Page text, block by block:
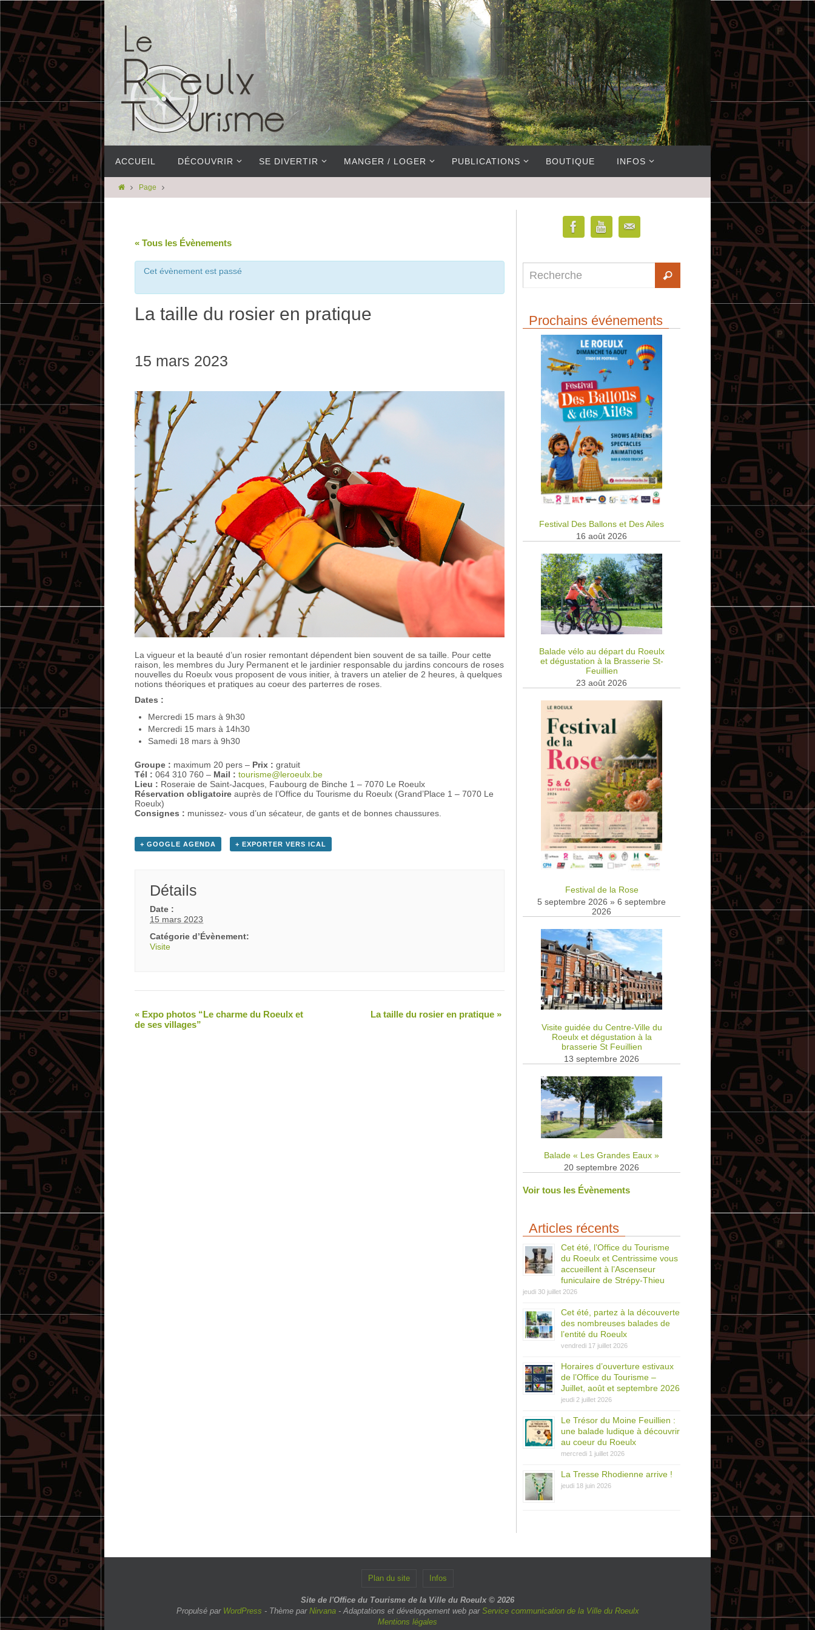
ACCUEIL DÉCOUVRIR SE DIVERTIR MANGER / LOGER PUBLICATIONS BOUTIQUE INFOS
Page
« Tous les Évènements
Cet évènement est passé
La taille du rosier en pratique
15 mars 2023
La vigueur et la beauté d’un rosier remontant dépendent bien souvent de sa taille. Pour cette
raison, les membres du Jury Permanent et le jardinier responsable du jardins concours de roses
nouvelles du Roeulx vous proposent de vous initier, à travers un atelier de 2 heures, à quelques
notions théoriques et pratiques au coeur des parterres de roses.
Dates :
Mercredi 15 mars à 9h30
Mercredi 15 mars à 14h30
Samedi 18 mars à 9h30
Groupe : maximum 20 pers – Prix : gratuit
Tél : 064 310 760 – Mail : tourisme@leroeulx.be
Lieu : Roseraie de Saint-Jacques, Faubourg de Binche 1 – 7070 Le Roeulx
Réservation obligatoire auprès de l’Office du Tourisme du Roeulx (Grand’Place 1 – 7070 Le
Roeulx)
Consignes : munissez- vous d’un sécateur, de gants et de bonnes chaussures.
+ GOOGLE AGENDA + EXPORTER VERS ICAL
Détails
Date :
15 mars 2023
Catégorie d’Évènement:
Visite
« Expo photos “Le charme du Roeulx et
de ses villages”
La taille du rosier en pratique »
Prochains événements
Festival Des Ballons et Des Ailes
16 août 2026
Balade vélo au départ du Roeulx
et dégustation à la Brasserie St-
Feuillien
23 août 2026
Festival de la Rose
5 septembre 2026 » 6 septembre
2026
Visite guidée du Centre-Ville du
Roeulx et dégustation à la
brasserie St Feuillien
13 septembre 2026
Balade « Les Grandes Eaux »
20 septembre 2026
Voir tous les Évènements
Articles récents
Cet été, l’Office du Tourisme
du Roeulx et Centrissime vous
accueillent à l’Ascenseur
funiculaire de Strépy-Thieu
jeudi 30 juillet 2026
Cet été, partez à la découverte
des nombreuses balades de
l’entité du Roeulx
vendredi 17 juillet 2026
Horaires d’ouverture estivaux
de l’Office du Tourisme –
Juillet, août et septembre 2026
jeudi 2 juillet 2026
Le Trésor du Moine Feuillien :
une balade ludique à découvrir
au coeur du Roeulx
mercredi 1 juillet 2026
La Tresse Rhodienne arrive !
jeudi 18 juin 2026
Plan du site Infos
Site de l'Office du Tourisme de la Ville du Roeulx © 2026
Propulsé par WordPress - Thème par Nirvana- Adaptations et développement web par Service communication de la Ville du Roeulx
Mentions légales